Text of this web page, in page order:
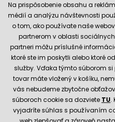
Spoľahlivý obchod
Na prispôsobenie obsahu a
médií a analýzu návštevnosti
o tom, ako používate naše
partnerom v oblasti
partneri môžu príslušné
ktoré ste im poskytli alebo ktoré
služby. Vďaka týmto súborom
tovar máte vložený v košíku,
vás nebudeme zbytočne
súboroch cookie sa dozviete TU.
vyjadríte súhlas s používaním